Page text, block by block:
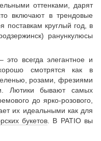
оттенками, дарят
включают в трендовые
поставкам круглый год, в
ранункулюсы
это всегда элегантное и
смотрятся как в
розами, фрезиями
Лютики бывают самых
до ярко-розового,
их идеальными как для
букетов . В PATIO вы